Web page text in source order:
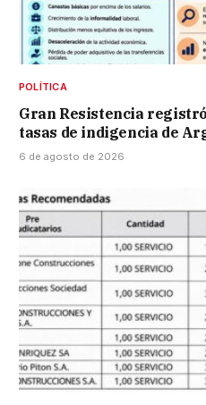
POLÍTICA
Gran Resistencia
tasas de indigencia de
6 de agosto de 2026